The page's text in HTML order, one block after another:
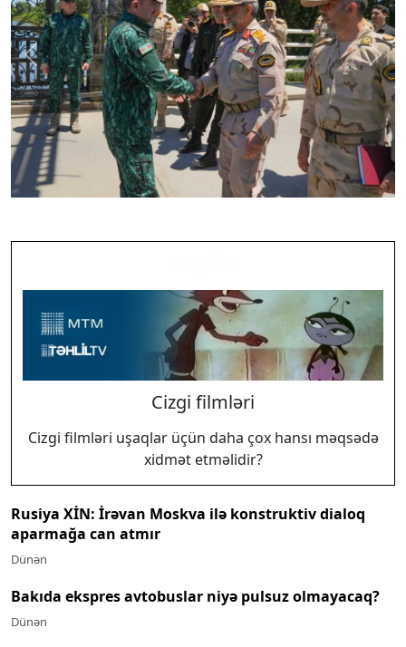
Previous Next
Cizgi filmləri
Cizgi filmləri uşaqlar üçün daha çox hansı məqsədə
xidmət etməlidir?
Rusiya XİN: İrəvan Moskva ilə konstruktiv dialoq
aparmağa can atmır
Dünən
Bakıda ekspres avtobuslar niyə pulsuz olmayacaq?
Dünən